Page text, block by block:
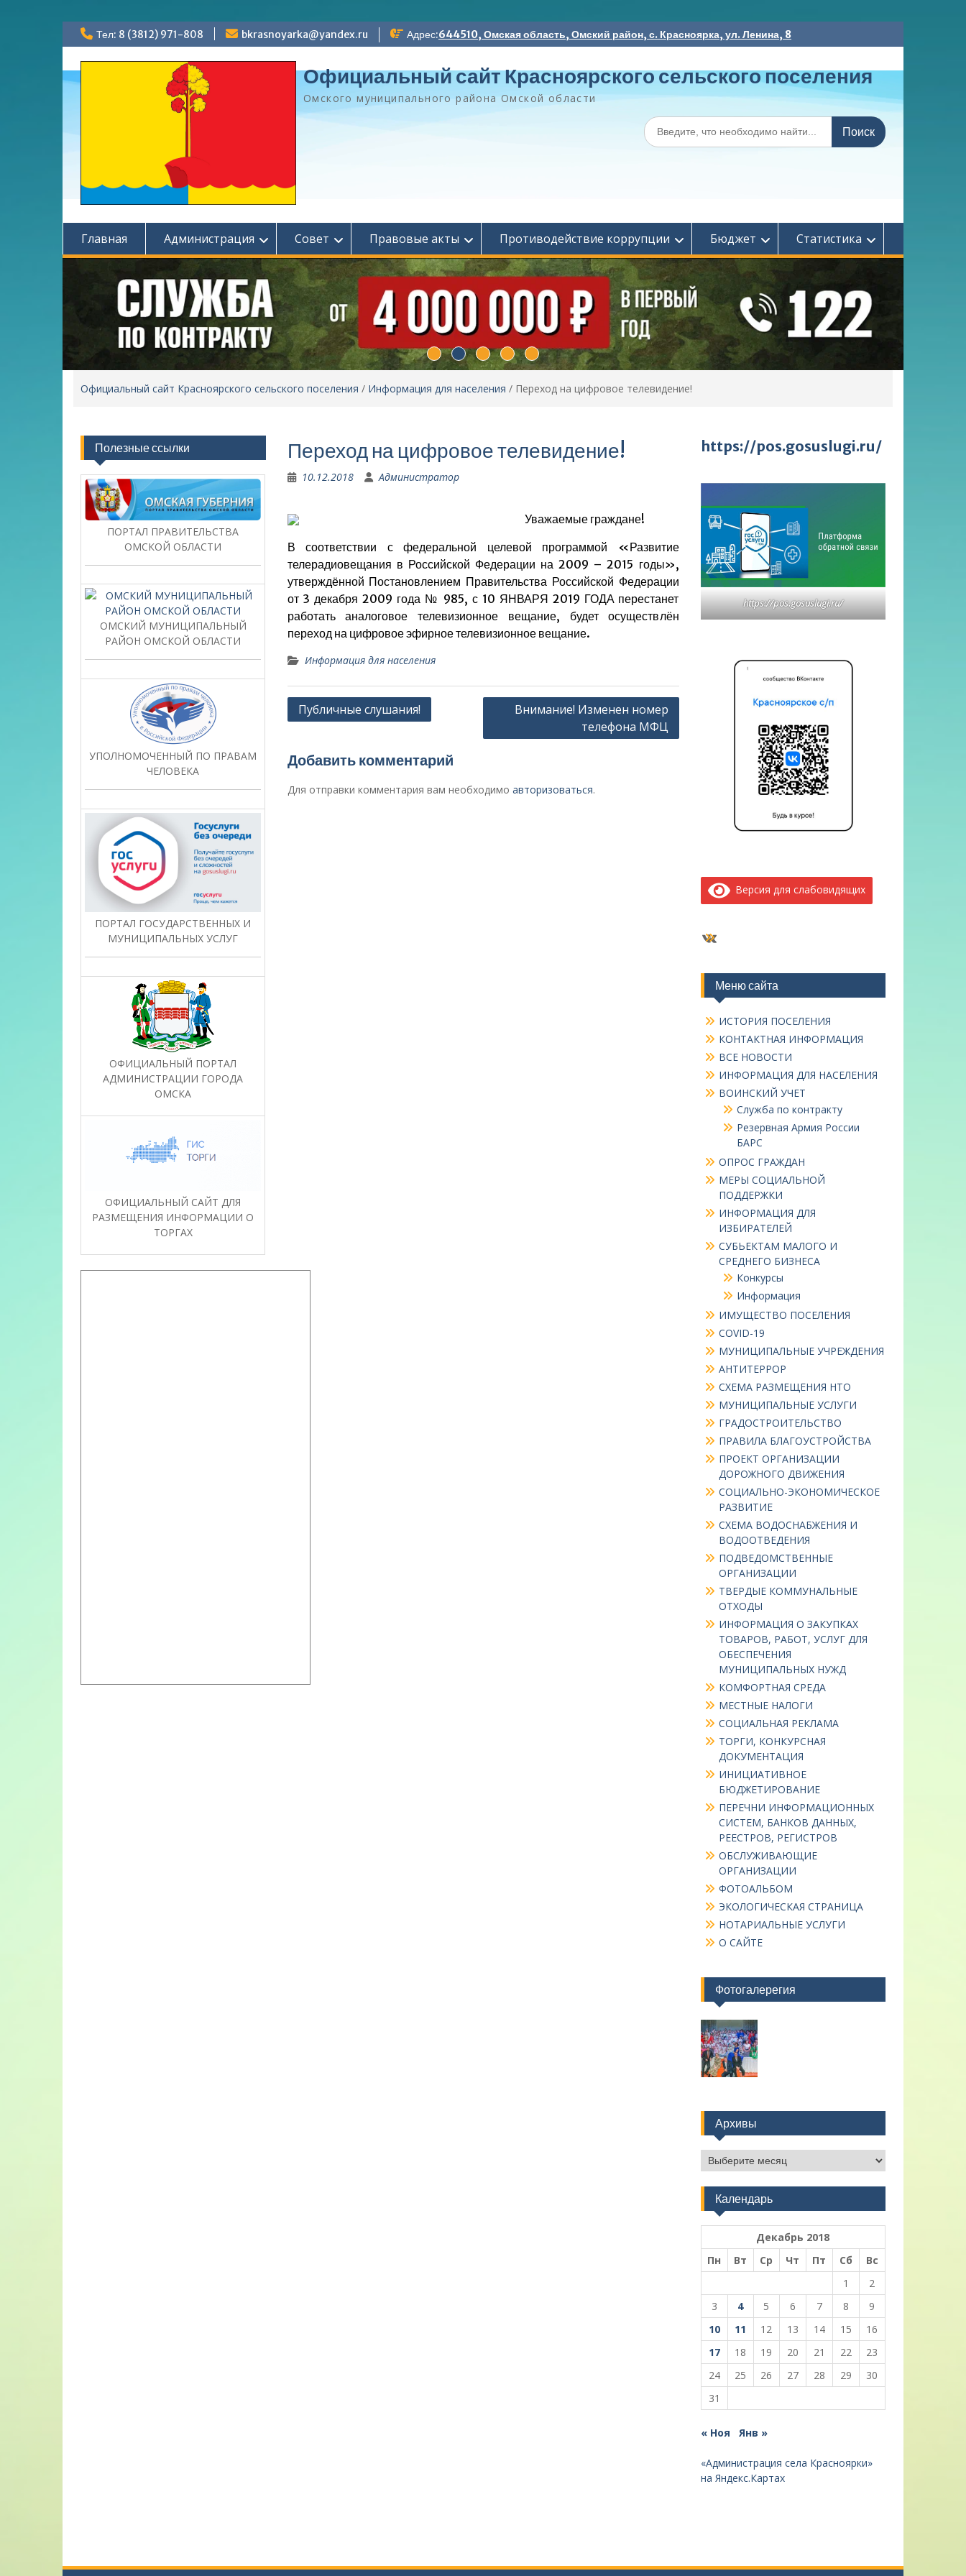
Перейти
к
содержимому
Тел: 8 (3812) 971-808 bkrasnoyarka@yandex.ru Адрес:644510, Омская область, Омский район, с. Красноярка, ул. Ленина, 8
Официальный сайт Красноярского сельского поселения
Омского муниципального района Омской области
Поиск
по:
Главная Администрация Совет Правовые акты Противодействие коррупции Бюджет Статистика
Официальный сайт Красноярского сельского поселения / Информация для населения / Переход на цифровое телевидение!
Переход на цифровое телевидение!
10.12.2018 Администратор
Уважаемые граждане!
В соответствии с федеральной целевой программой «Развитие
телерадиовещания в Российской Федерации на 2009 – 2015 годы»,
утверждённой Постановлением Правительства Российской Федерации
от 3 декабря 2009 года № 985, с 10 ЯНВАРЯ 2019 ГОДА перестанет
работать аналоговое телевизионное вещание, будет осуществлён
переход на цифровое эфирное телевизионное вещание.
Информация для населения
Навигация
записям
Публичные слушания!
Внимание! Изменен номер
телефона МФЦ
Добавить комментарий
Для отправки комментария вам необходимо авторизоваться.
https://pos.gosuslugi.ru/
https://pos.gosuslugi.ru/
Версия для слабовидящих
ВКонтакте
Меню сайта
ИСТОРИЯ ПОСЕЛЕНИЯ
КОНТАКТНАЯ ИНФОРМАЦИЯ
ВСЕ НОВОСТИ
ИНФОРМАЦИЯ ДЛЯ НАСЕЛЕНИЯ
ВОИНСКИЙ УЧЕТ
Служба по контракту
Резервная Армия России
БАРС
ОПРОС ГРАЖДАН
МЕРЫ СОЦИАЛЬНОЙ
ПОДДЕРЖКИ
ИНФОРМАЦИЯ ДЛЯ
ИЗБИРАТЕЛЕЙ
СУБЬЕКТАМ МАЛОГО И
СРЕДНЕГО БИЗНЕСА
Конкурсы
Информация
ИМУЩЕСТВО ПОСЕЛЕНИЯ
COVID-19
МУНИЦИПАЛЬНЫЕ УЧРЕЖДЕНИЯ
АНТИТЕРРОР
СХЕМА РАЗМЕЩЕНИЯ НТО
МУНИЦИПАЛЬНЫЕ УСЛУГИ
ГРАДОСТРОИТЕЛЬСТВО
ПРАВИЛА БЛАГОУСТРОЙСТВА
ПРОЕКТ ОРГАНИЗАЦИИ
ДОРОЖНОГО ДВИЖЕНИЯ
СОЦИАЛЬНО-ЭКОНОМИЧЕСКОЕ
РАЗВИТИЕ
СХЕМА ВОДОСНАБЖЕНИЯ И
ВОДООТВЕДЕНИЯ
ПОДВЕДОМСТВЕННЫЕ
ОРГАНИЗАЦИИ
ТВЕРДЫЕ КОММУНАЛЬНЫЕ
ОТХОДЫ
ИНФОРМАЦИЯ О ЗАКУПКАХ
ТОВАРОВ, РАБОТ, УСЛУГ ДЛЯ
ОБЕСПЕЧЕНИЯ
МУНИЦИПАЛЬНЫХ НУЖД
КОМФОРТНАЯ СРЕДА
МЕСТНЫЕ НАЛОГИ
СОЦИАЛЬНАЯ РЕКЛАМА
ТОРГИ, КОНКУРСНАЯ
ДОКУМЕНТАЦИЯ
ИНИЦИАТИВНОЕ
БЮДЖЕТИРОВАНИЕ
ПЕРЕЧНИ ИНФОРМАЦИОННЫХ
СИСТЕМ, БАНКОВ ДАННЫХ,
РЕЕСТРОВ, РЕГИСТРОВ
ОБСЛУЖИВАЮЩИЕ
ОРГАНИЗАЦИИ
ФОТОАЛЬБОМ
ЭКОЛОГИЧЕСКАЯ СТРАНИЦА
НОТАРИАЛЬНЫЕ УСЛУГИ
О САЙТЕ
Фотогалерегия
Архивы
Архивы
Календарь
Декабрь 2018
Пн
Вт Ср Чт Пт Сб
Вс
1
2
3
4 5 6 7 8
9
10
11 12 13 14 15
16
17
18 19 20 21 22
23
24
25 26 27 28 29
30
31
« Ноя Янв »
«Администрация села Красноярки»
на Яндекс.Картах
Полезные ссылки
ПОРТАЛ ПРАВИТЕЛЬСТВА
ОМСКОЙ ОБЛАСТИ
ОМСКИЙ МУНИЦИПАЛЬНЫЙ
РАЙОН ОМСКОЙ ОБЛАСТИ
УПОЛНОМОЧЕННЫЙ ПО ПРАВАМ
ЧЕЛОВЕКА
ПОРТАЛ ГОСУДАРСТВЕННЫХ И
МУНИЦИПАЛЬНЫХ УСЛУГ
ОФИЦИАЛЬНЫЙ ПОРТАЛ
АДМИНИСТРАЦИИ ГОРОДА
ОМСКА
ОФИЦИАЛЬНЫЙ САЙТ ДЛЯ
РАЗМЕЩЕНИЯ ИНФОРМАЦИИ О
ТОРГАХ